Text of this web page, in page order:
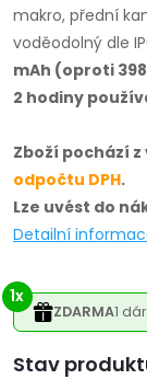
makro, přední
voděodolný dle
mAh (oproti
2 hodiny
Zboží pochází
odpočtu DPH.
Lze uvést do
Detailní
1x
ZDARMA1